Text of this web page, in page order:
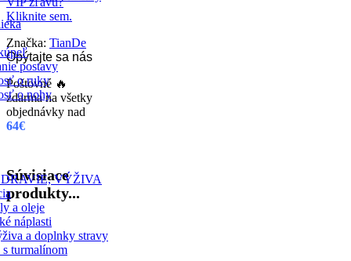
postavy
o ruky
o nohy
VÝŽIVA
a oleje
náplasti
a doplnky stravy
turmalínom
Kliknite sem.
Značka: TianDe
Opýtajte sa nás
Poštovné 🔥
zdarma na všetky
objednávky nad
64€
Súvisiace
produkty...